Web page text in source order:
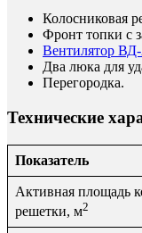
Колосниковая
Фронт топки с
Вентилятор
Два люка для
Перегородка.
Технические
Показатель
Активная площадь
решетки, м2